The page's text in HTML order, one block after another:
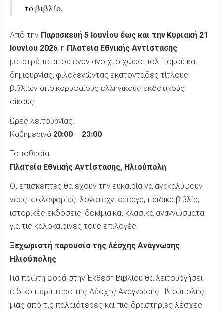
το βιβλίο.
Από την Παρασκευή 5 Ιουνίου έως και την Κυριακή 21
Ιουνίου 2026, η Πλατεία Εθνικής Αντίστασης
μετατρέπεται σε έναν ανοιχτό χώρο πολιτισμού και
δημιουργίας, φιλοξενώντας εκατοντάδες τίτλους
βιβλίων από κορυφαίους ελληνικούς εκδοτικούς
οίκους.
Ώρες λειτουργίας:
Καθημερινά 20:00 – 23:00
Τοποθεσία:
Πλατεία Εθνικής Αντίστασης, Ηλιούπολη
Οι επισκέπτες θα έχουν την ευκαιρία να ανακαλύψουν
νέες κυκλοφορίες, λογοτεχνικά έργα, παιδικά βιβλία,
ιστορικές εκδόσεις, δοκίμια και κλασικά αναγνώσματα
για τις καλοκαιρινές τους επιλογές.
Ξεχωριστή παρουσία της Λέσχης Ανάγνωσης
Ηλιούπολης
Για πρώτη φορά στην Έκθεση Βιβλίου θα λειτουργήσει
ειδικό περίπτερο της Λέσχης Ανάγνωσης Ηλιούπολης,
μιας από τις παλαιότερες και πιο δραστήριες λέσχες